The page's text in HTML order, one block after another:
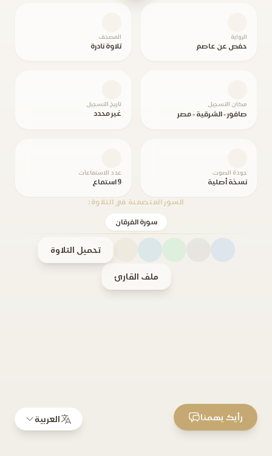
الرواية
حفص عن عاصم
المصحف
تلاوة نادرة
مكان التسجيل
صافور - الشرقية - مصر
تاريخ التسجيل
غير محدد
جودة الصوت
نسخة أصلية
عدد الاستماعات
9 استماع
السور المتضمنة في التلاوة:
سورة الفرقان
تحميل التلاوة
ملف القارئ
العربية رأيك يهمنا